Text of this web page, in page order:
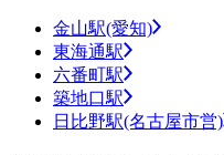
金山駅(愛知)
東海通駅
六番町駅
築地口駅
日比野駅(名古屋市営)